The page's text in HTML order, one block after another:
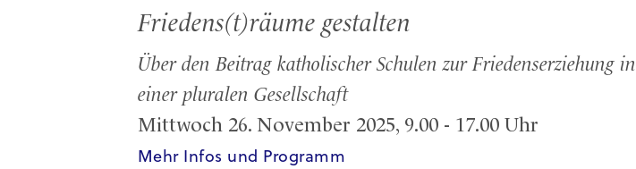
Friedens(t)räume gestalten
Über den Beitrag katholischer Schulen zur Friedenserziehung in
einer pluralen Gesellschaft
Mittwoch 26. November 2025, 9.00 - 17.00 Uhr
Mehr Infos und Programm